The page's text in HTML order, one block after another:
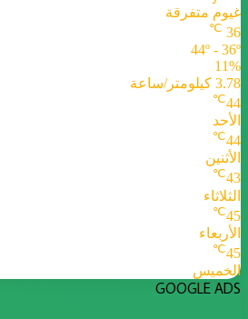
غيوم متفرقة
36
℃
44º - 36º
11%
3.78 كيلومتر/ساعة
44
℃
الأحد
44
℃
الأثنين
43
℃
الثلاثاء
45
℃
الأربعاء
45
℃
الخميس
GOOGLE ADS